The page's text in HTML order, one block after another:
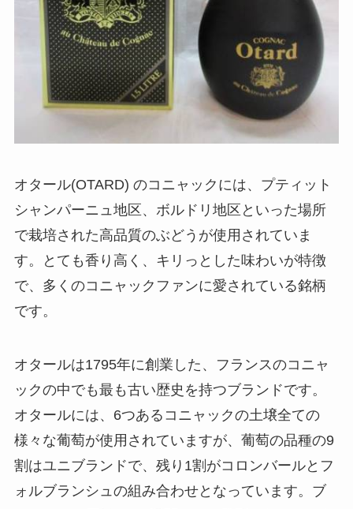
オタール(OTARD) のコニャックには、プティット
シャンパーニュ地区、ボルドリ地区といった場所
で栽培された高品質のぶどうが使用されていま
す。とても香り高く、キリっとした味わいが特徴
で、多くのコニャックファンに愛されている銘柄
です。
オタールは1795年に創業した、フランスのコニャ
ックの中でも最も古い歴史を持つブランドです。
オタールには、6つあるコニャックの土壌全ての
様々な葡萄が使用されていますが、葡萄の品種の9
割はユニブランドで、残り1割がコロンバールとフ
ォルブランシュの組み合わせとなっています。ブ